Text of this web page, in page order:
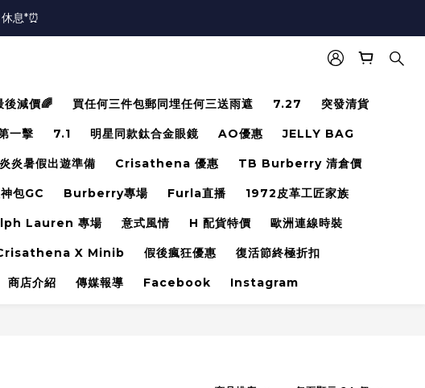
息*⏰
息*⏰
息*⏰
減價🌈 買任何三件包郵同埋任何三送雨遮 7.27 突發清貨
一擊 7.1 明星同款鈦合金眼鏡 AO優惠 JELLY BAG
炎暑假出遊準備 Crisathena 優惠 TB Burberry 清倉價
包GC Burberry專場 Furla直播 1972皮革工匠家族
Lauren 專場 意式風情 H 配貨特價 歐洲連線時裝
X Minib 假後瘋狂優惠 復活節終極折扣
商店介紹 傳媒報導 Facebook Instagram